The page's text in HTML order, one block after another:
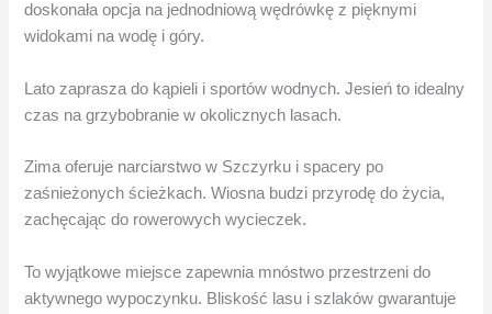
doskonała opcja na jednodniową wędrówkę z pięknymi
widokami na wodę i góry.
Lato zaprasza do kąpieli i sportów wodnych. Jesień to idealny
czas na grzybobranie w okolicznych lasach.
Zima oferuje narciarstwo w Szczyrku i spacery po
zaśnieżonych ścieżkach. Wiosna budzi przyrodę do życia,
zachęcając do rowerowych wycieczek.
To wyjątkowe miejsce zapewnia mnóstwo przestrzeni do
aktywnego wypoczynku. Bliskość lasu i szlaków gwarantuje